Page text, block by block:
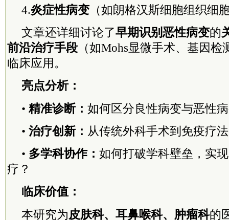
4.炎症性病变 （如朗格汉斯细胞组织细
文章还详细讨论了早期识别恶性病变的
前沿治疗手段 （如Mohs显微手术、基因
临床应用。
亮点分析：
• 精准诊断： 如何区分良性病变与恶性
• 治疗创新： 从传统外科手术到免疫疗
• 多学科协作： 如何打破学科壁垒，实
疗？
临床价值：
本研究为皮肤科、耳鼻喉科、肿瘤科的